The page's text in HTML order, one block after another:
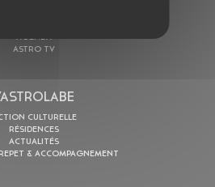
AGENDA
ASTRO TV
CULTURELLE
RÉSIDENCES
ACTUALITÉS
& ACCOMPAGNEMENT